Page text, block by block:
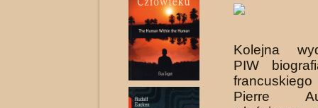
Kolejna
PIW
francuskiego
Pierre